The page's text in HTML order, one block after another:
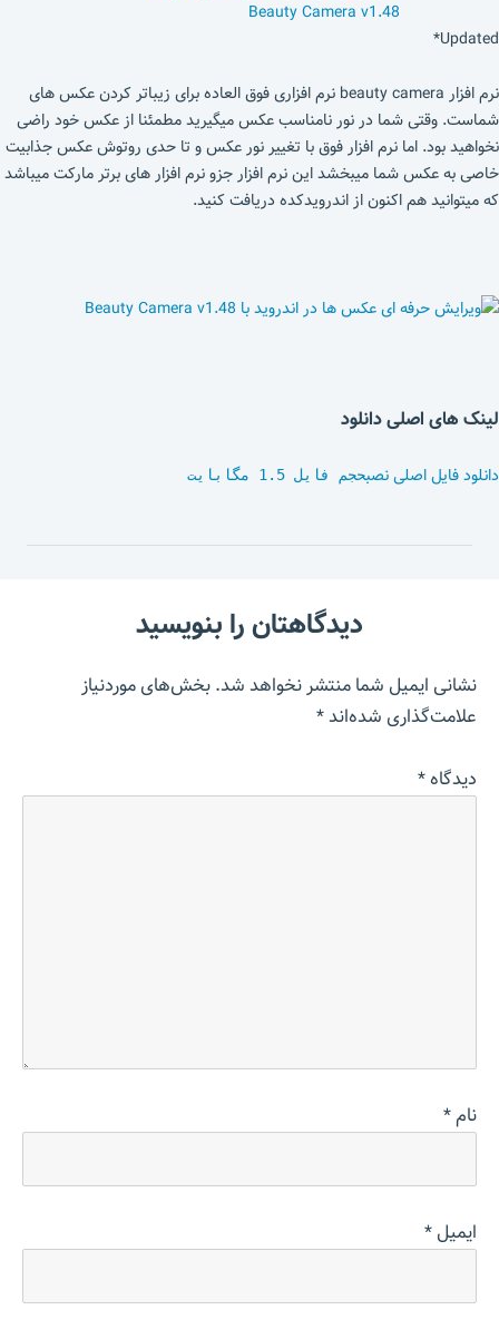
Updated*
نرم افزار beauty camera نرم افزاری فوق العاده برای زیباتر کردن عکس های
شماست. وقتی شما در نور نامناسب عکس میگیرید مطمئنا از عکس خود راضی
نخواهید بود. اما نرم افزار فوق با تغییر نور عکس و تا حدی روتوش عکس جذابیت
خاصی به عکس شما میبخشد این نرم افزار جزو نرم افزار های برتر مارکت میباشد
که میتوانید هم اکنون از اندرویدکده دریافت کنید.
لینک های اصلی دانلود
دانلود فایل اصلی نصبحجم فایل 1.5 مگابایت
دیدگاهتان را بنویسید
نشانی ایمیل شما منتشر نخواهد شد.بخش‌های موردنیاز
علامت‌گذاری شده‌اند*
دیدگاه*
نام*
ایمیل*